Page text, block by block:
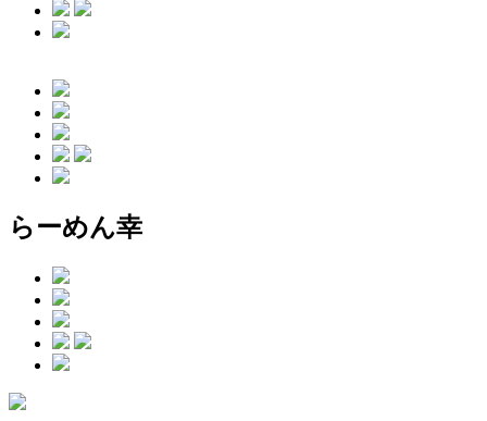
らーめん幸